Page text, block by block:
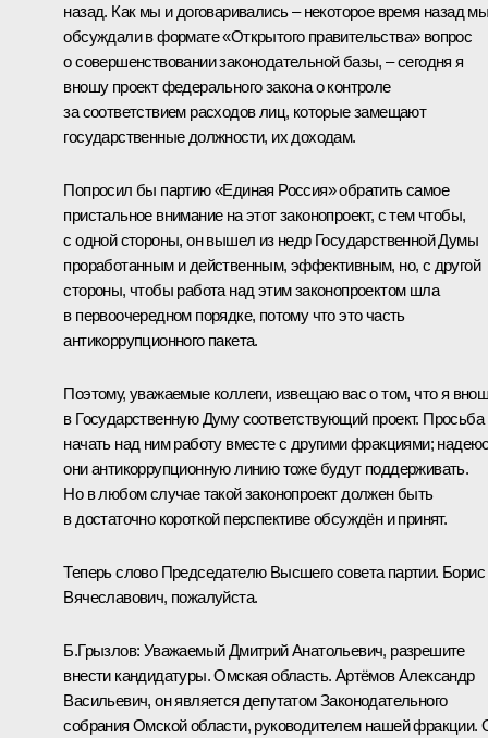
назад. Как мы и договаривались – некоторое время назад
обсуждали в формате «Открытого правительства» вопрос
о совершенствовании законодательной базы, – сегодня я
вношу проект федерального закона о контроле
за соответствием расходов лиц, которые замещают
государственные должности, их доходам.
Попросил бы партию «Единая Россия» обратить самое
пристальное внимание на этот законопроект, с тем чтобы,
с одной стороны, он вышел из недр Государственной Думы
проработанным и действенным, эффективным, но, с другой
стороны, чтобы работа над этим законопроектом шла
в первоочередном порядке, потому что это часть
антикоррупционного пакета.
Поэтому, уважаемые коллеги, извещаю вас о том, что я
в Государственную Думу соответствующий проект. Просьба
начать над ним работу вместе с другими фракциями;
они антикоррупционную линию тоже будут поддерживать.
Но в любом случае такой законопроект должен быть
в достаточно короткой перспективе обсуждён и принят.
Теперь слово Председателю Высшего совета партии. Борис
Вячеславович, пожалуйста.
Б.Грызлов: Уважаемый Дмитрий Анатольевич, разрешите
внести кандидатуры. Омская область. Артёмов Александр
Васильевич, он является депутатом Законодательного
собрания Омской области, руководителем нашей фракции.